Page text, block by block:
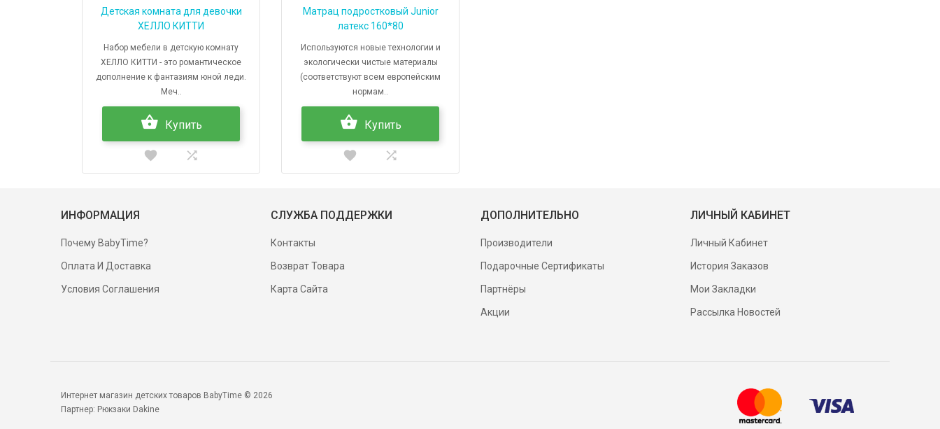
Детская комната для девочки
ХЕЛЛО КИТТИ
Набор мебели в детскую комнату
ХЕЛЛО КИТТИ - это романтическое
дополнение к фантазиям юной леди.
Меч..
Купить
Матрац подростковый Junior
латекс 160*80
Используются новые технологии и
экологически чистые материалы
(соответствуют всем европейским
нормам..
Купить
ИНФОРМАЦИЯ
Почему BabyTime?
Оплата И Доставка
Условия Соглашения
СЛУЖБА ПОДДЕРЖКИ
Контакты
Возврат Товара
Карта Сайта
ДОПОЛНИТЕЛЬНО
Производители
Подарочные Сертификаты
Партнёры
Акции
ЛИЧНЫЙ КАБИНЕТ
Личный Кабинет
История Заказов
Мои Закладки
Рассылка Новостей
Интернет магазин детских товаров BabyTime © 2026
Партнер: Рюкзаки Dakine